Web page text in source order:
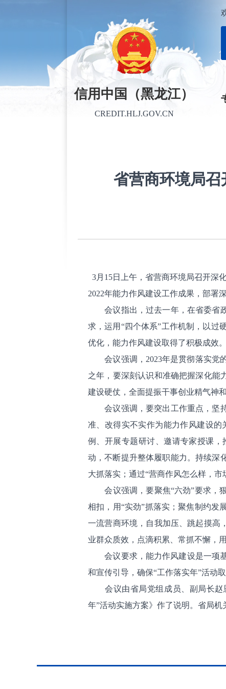
信用中国（黑龙江）
CREDIT.HLJ.GOV.CN
省营商环境局召
3月15日上午，省营商环境局召开深
2022年能力作风建设工作成果，部署
会议指出，过去一年，在省委省政
求，运用“四个体系”工作机制，以过
优化，能力作风建设取得了积极成效。
会议强调，2023年是贯彻落实党的
之年，要深刻认识和准确把握深化能
建设硬仗，全面提振干事创业精气神和
会议强调，要突出工作重点，坚持
准、改得实不实作为能力作风建设
例、开展专题研讨、邀请专家授课
动，不断提升整体履职能力。持续深
大抓落实；通过“营商作风怎么样，市
会议强调，要聚焦“六劲”要求，狠
相扣，用“实劲”抓落实；聚焦制约发
一流营商环境，自我加压、跳起摸高
业群众质效，点滴积累、常抓不懈，
会议要求，能力作风建设是一项基
和宣传引导，确保“工作落实年”活动
会议由省局党组成员、副局长赵
年”活动实施方案》作了说明。省局机